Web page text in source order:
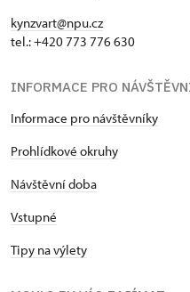
kynzvart@npu.cz
tel.: +420 773 776 630
INFORMACE PRO
Informace pro návštěvníky
Prohlídkové okruhy
Návštěvní doba
Vstupné
Tipy na výlety